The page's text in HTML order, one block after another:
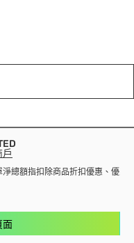
總額指扣除商品折扣優惠、優惠
面